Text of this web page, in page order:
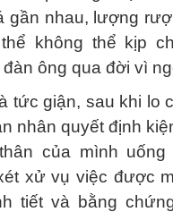
gần nhau, lượng
không thể kịp
ông qua đời vì
tức giận, sau khi lo
nhân quyết định
của mình uống
xử vụ việc được
tiết và bằng